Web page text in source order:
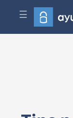
☰